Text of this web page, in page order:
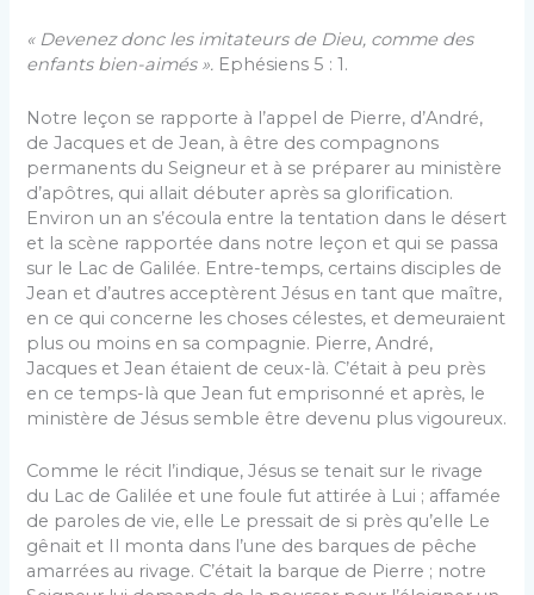
« Devenez donc les imitateurs de Dieu, comme des
enfants bien-aimés ». Ephésiens 5 : 1.
Notre leçon se rapporte à l’appel de Pierre, d’André,
de Jacques et de Jean, à être des compa­gnons
permanents du Seigneur et à se préparer au ministère
d’apôtres, qui allait débuter après sa glorifi­cation.
Environ un an s’écoula entre la tentation dans le désert
et la scène rapportée dans notre leçon et qui se passa
sur le Lac de Galilée. Entre-temps, certains dis­ciples de
Jean et d’autres acceptèrent Jésus en tant que maître,
en ce qui concerne les choses célestes, et demeuraient
plus ou moins en sa compagnie. Pierre, André,
Jacques et Jean étaient de ceux-là. C’était à peu près
en ce temps-là que Jean fut emprisonné et après, le
ministère de Jésus semble être devenu plus vigoureux.
Comme le récit l’indique, Jésus se tenait sur le ri­vage
du Lac de Galilée et une foule fut attirée à Lui ; affamée
de paroles de vie, elle Le pressait de si près qu’elle Le
gênait et Il monta dans l’une des barques de pêche
amarrées au rivage. C’était la barque de Pierre ; notre